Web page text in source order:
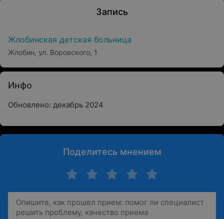
Запись
Жлобинская детская больница
Жлобин, ул. Воровского, 1
Инфо
Обновлено: декабрь 2024
Поделитесь мнением